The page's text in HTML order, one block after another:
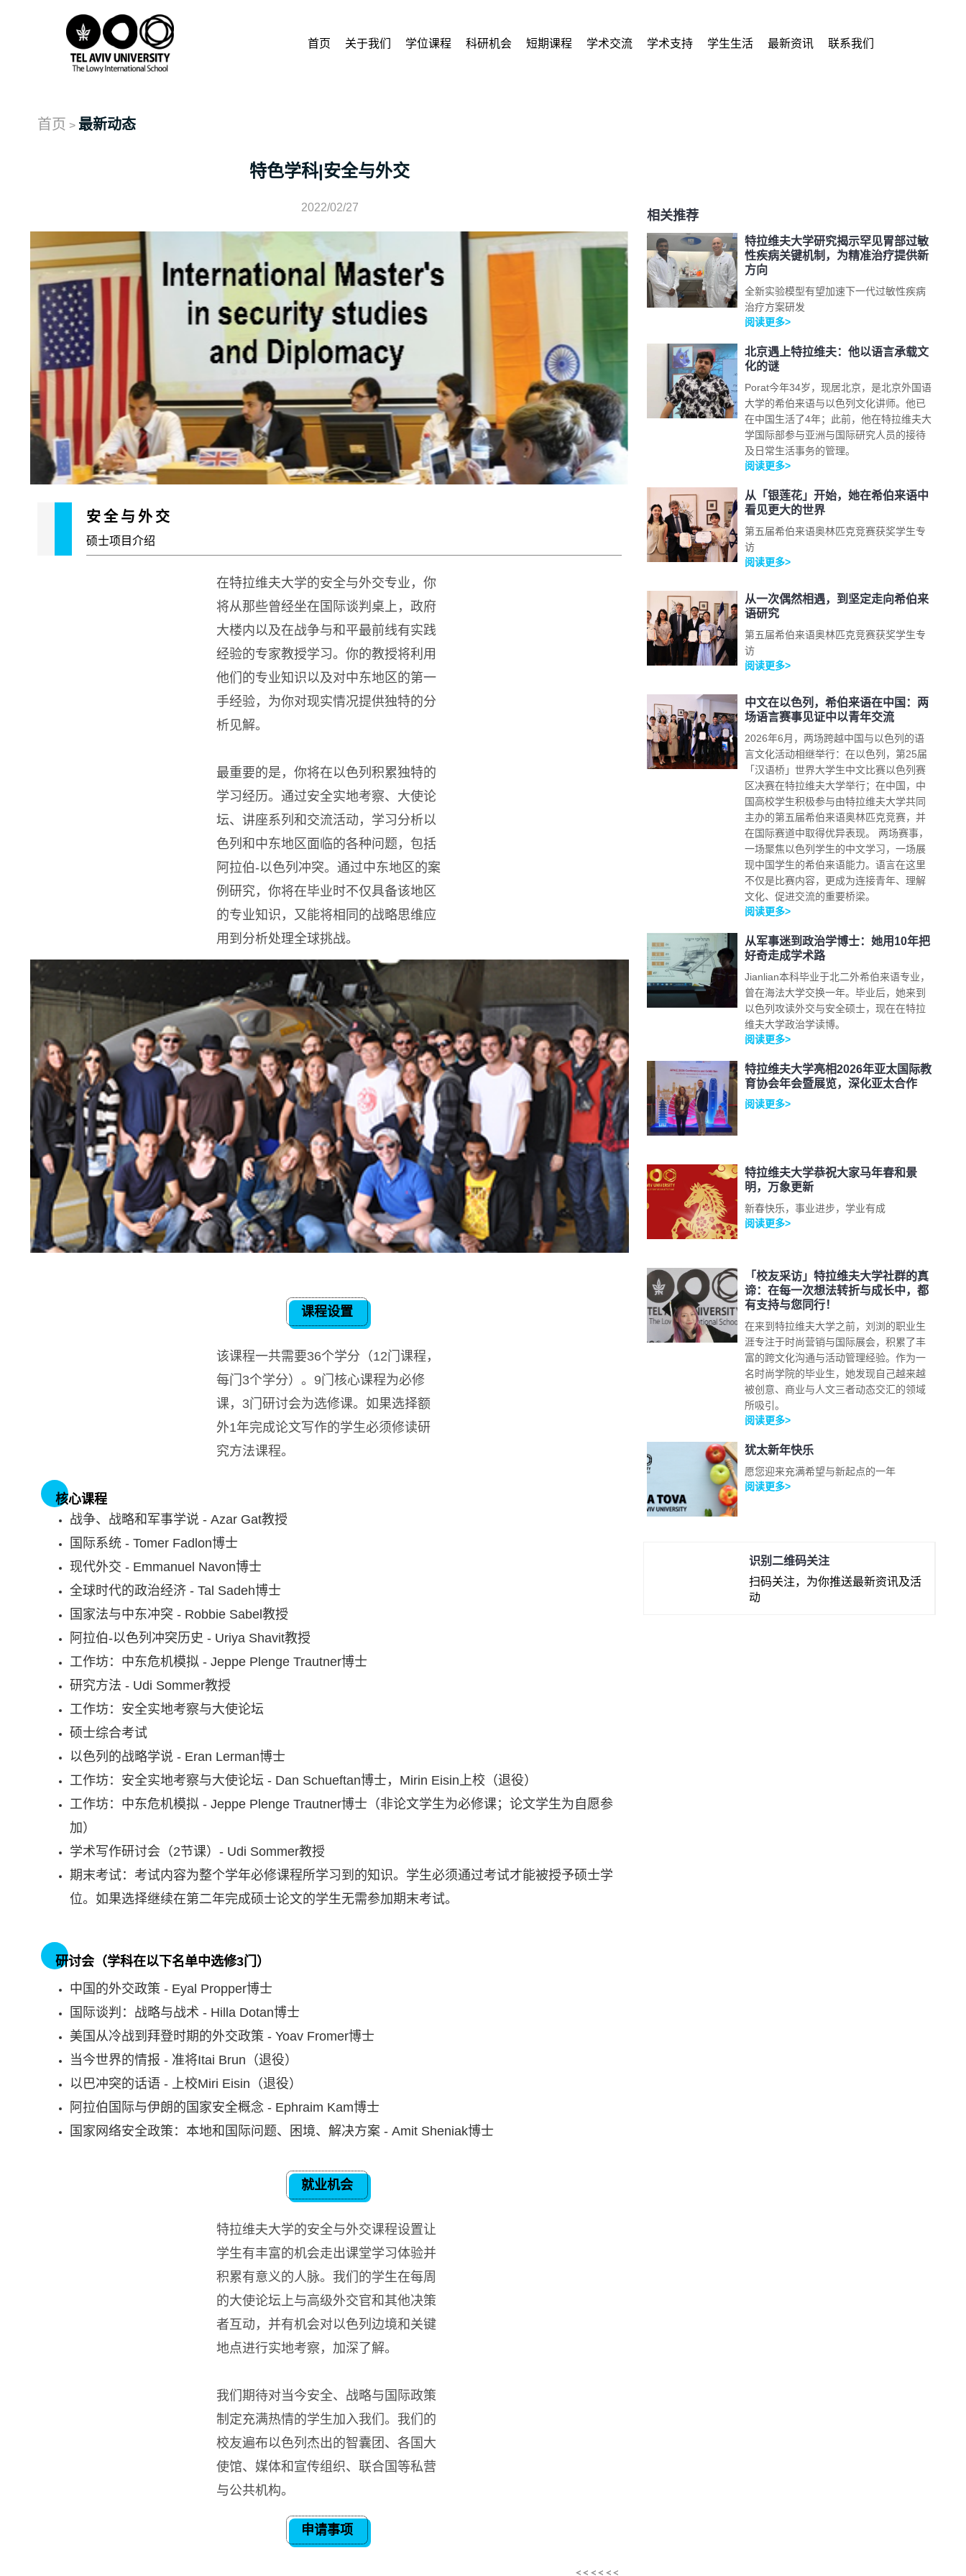
首页 关于我们 学位课程 科研机会 短期课程 学术交流 学术支持 学生生活 最新资讯 联系我们
首页 > 最新动态
特色学科|安全与外交
2022/02/27
安全与外交
硕士项目介绍
在特拉维夫大学的安全与外交专业，你
将从那些曾经坐在国际谈判桌上，政府
大楼内以及在战争与和平最前线有实践
经验的专家教授学习。你的教授将利用
他们的专业知识以及对中东地区的第一
手经验，为你对现实情况提供独特的分
析见解。
最重要的是，你将在以色列积累独特的
学习经历。通过安全实地考察、大使论
坛、讲座系列和交流活动，学习分析以
色列和中东地区面临的各种问题，包括
阿拉伯-以色列冲突。通过中东地区的案
例研究，你将在毕业时不仅具备该地区
的专业知识，又能将相同的战略思维应
用到分析处理全球挑战。
课程设置
该课程一共需要36个学分（12门课程，
每门3个学分）。9门核心课程为必修
课，3门研讨会为选修课。如果选择额
外1年完成论文写作的学生必须修读研
究方法课程。
核心课程
战争、战略和军事学说 - Azar Gat教授
国际系统 - Tomer Fadlon博士
现代外交 - Emmanuel Navon博士
全球时代的政治经济 - Tal Sadeh博士
国家法与中东冲突 - Robbie Sabel教授
阿拉伯-以色列冲突历史 - Uriya Shavit教授
工作坊：中东危机模拟 - Jeppe Plenge Trautner博士
研究方法 - Udi Sommer教授
工作坊：安全实地考察与大使论坛
硕士综合考试
以色列的战略学说 - Eran Lerman博士
工作坊：安全实地考察与大使论坛 - Dan Schueftan博士，Mirin Eisin上校（退役）
工作坊：中东危机模拟 - Jeppe Plenge Trautner博士（非论文学生为必修课；论文学生为自愿参
加）
学术写作研讨会（2节课）- Udi Sommer教授
期末考试：考试内容为整个学年必修课程所学习到的知识。学生必须通过考试才能被授予硕士学
位。如果选择继续在第二年完成硕士论文的学生无需参加期末考试。
研讨会（学科在以下名单中选修3门）
中国的外交政策 - Eyal Propper博士
国际谈判：战略与战术 - Hilla Dotan博士
美国从冷战到拜登时期的外交政策 - Yoav Fromer博士
当今世界的情报 - 准将Itai Brun（退役）
以巴冲突的话语 - 上校Miri Eisin（退役）
阿拉伯国际与伊朗的国家安全概念 - Ephraim Kam博士
国家网络安全政策：本地和国际问题、困境、解决方案 - Amit Sheniak博士
就业机会
特拉维夫大学的安全与外交课程设置让
学生有丰富的机会走出课堂学习体验并
积累有意义的人脉。我们的学生在每周
的大使论坛上与高级外交官和其他决策
者互动，并有机会对以色列边境和关键
地点进行实地考察，加深了解。
我们期待对当今安全、战略与国际政策
制定充满热情的学生加入我们。我们的
校友遍布以色列杰出的智囊团、各国大
使馆、媒体和宣传组织、联合国等私营
与公共机构。
申请事项
相关推荐
特拉维夫大学研究揭示罕见胃部过敏
性疾病关键机制，为精准治疗提供新
方向
全新实验模型有望加速下一代过敏性疾病
治疗方案研发
阅读更多>
北京遇上特拉维夫：他以语言承载文
化的谜
Porat今年34岁，现居北京，是北京外国语
大学的希伯来语与以色列文化讲师。他已
在中国生活了4年；此前，他在特拉维夫大
学国际部参与亚洲与国际研究人员的接待
及日常生活事务的管理。
阅读更多>
从「银莲花」开始，她在希伯来语中
看见更大的世界
第五届希伯来语奥林匹克竞赛获奖学生专
访
阅读更多>
从一次偶然相遇，到坚定走向希伯来
语研究
第五届希伯来语奥林匹克竞赛获奖学生专
访
阅读更多>
中文在以色列，希伯来语在中国：两
场语言赛事见证中以青年交流
2026年6月，两场跨越中国与以色列的语
言文化活动相继举行：在以色列，第25届
「汉语桥」世界大学生中文比赛以色列赛
区决赛在特拉维夫大学举行；在中国，中
国高校学生积极参与由特拉维夫大学共同
主办的第五届希伯来语奥林匹克竞赛，并
在国际赛道中取得优异表现。 两场赛事，
一场聚焦以色列学生的中文学习，一场展
现中国学生的希伯来语能力。语言在这里
不仅是比赛内容，更成为连接青年、理解
文化、促进交流的重要桥梁。
阅读更多>
从军事迷到政治学博士：她用10年把
好奇走成学术路
Jianlian本科毕业于北二外希伯来语专业，
曾在海法大学交换一年。毕业后，她来到
以色列攻读外交与安全硕士，现在在特拉
维夫大学政治学读博。
阅读更多>
特拉维夫大学亮相2026年亚太国际教
育协会年会暨展览，深化亚太合作
阅读更多>
特拉维夫大学恭祝大家马年春和景
明，万象更新
新春快乐，事业进步，学业有成
阅读更多>
「校友采访」特拉维夫大学社群的真
谛：在每一次想法转折与成长中，都
有支持与您同行！
在来到特拉维夫大学之前，刘浏的职业生
涯专注于时尚营销与国际展会，积累了丰
富的跨文化沟通与活动管理经验。作为一
名时尚学院的毕业生，她发现自己越来越
被创意、商业与人文三者动态交汇的领域
所吸引。
阅读更多>
犹太新年快乐
愿您迎来充满希望与新起点的一年
阅读更多>
识别二维码关注
扫码关注，为你推送最新资讯及活
动